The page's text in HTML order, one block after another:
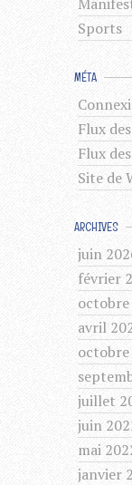
Sports
MÉTA
Flux
Flux
Site de
ARCHIVES
juin
février
octobre
avril
octobre
juillet
juin
mai
janvier